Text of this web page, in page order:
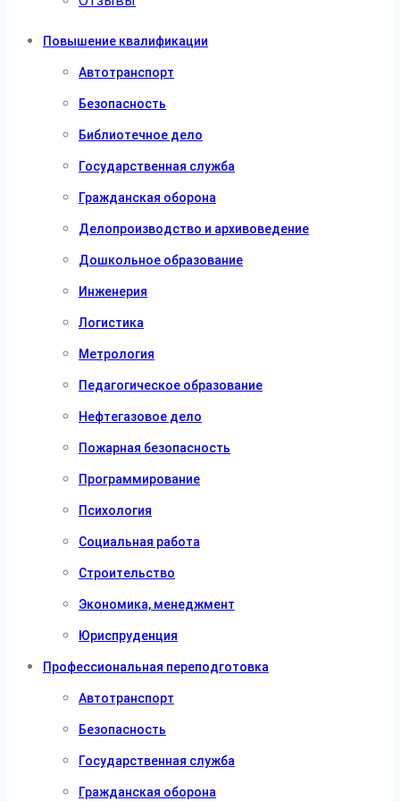
Повышение квалификации
Автотранспорт
Безопасность
Библиотечное дело
Государственная служба
Гражданская оборона
Делопроизводство и архивоведение
Дошкольное образование
Инженерия
Логистика
Метрология
Педагогическое образование
Нефтегазовое дело
Пожарная безопасность
Программирование
Психология
Социальная работа
Строительство
Экономика, менеджмент
Юриспруденция
Профессиональная переподготовка
Автотранспорт
Безопасность
Государственная служба
Гражданская оборона